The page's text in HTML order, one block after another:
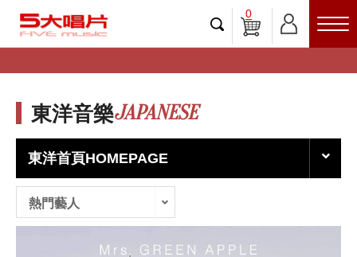
0
東洋音樂JAPANESE
東洋首頁HOMEPAGE
熱門藝人